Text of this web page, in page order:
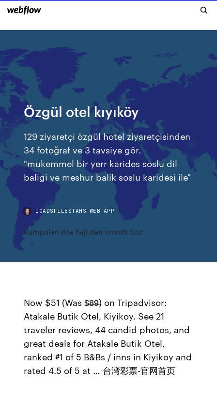
Özgül otel kıyıköy
129 ziyaretçi özgül hotel ziyaretçisinden
34 fotoğraf ve 3 tavsiye gör.
"mukemmel bir yerr karides soslu dil
baligi ve meshur balik soslu karidesi ile"
LOADSFILESTAHS.WEB.APP
Kumpulan doa haji dan umroh doc
Now $51 (Was $̶8̶9̶) on Tripadvisor:
Atakale Butik Otel, Kiyikoy. See 21
traveler reviews, 44 candid photos, and
great deals for Atakale Butik Otel,
ranked #1 of 5 B&Bs / inns in Kiyikoy and
rated 4.5 of 5 at … 台湾彩票-官网首页